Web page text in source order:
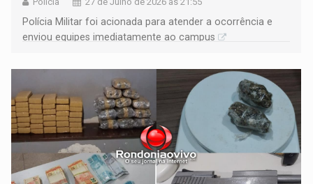
Polícia Militar foi acionada para atender a ocorrência e
enviou equipes imediatamente ao campus